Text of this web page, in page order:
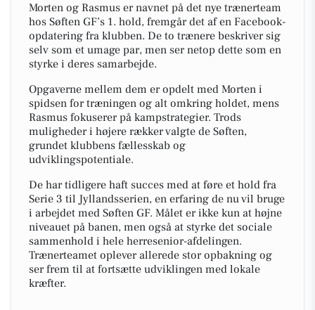
Morten og Rasmus er navnet på det nye trænerteam
hos Søften GF’s 1. hold, fremgår det af en Facebook-
opdatering fra klubben. De to trænere beskriver sig
selv som et umage par, men ser netop dette som en
styrke i deres samarbejde.
Opgaverne mellem dem er opdelt med Morten i
spidsen for træningen og alt omkring holdet, mens
Rasmus fokuserer på kampstrategier. Trods
muligheder i højere rækker valgte de Søften,
grundet klubbens fællesskab og
udviklingspotentiale.
De har tidligere haft succes med at føre et hold fra
Serie 3 til Jyllandsserien, en erfaring de nu vil bruge
i arbejdet med Søften GF. Målet er ikke kun at højne
niveauet på banen, men også at styrke det sociale
sammenhold i hele herresenior-afdelingen.
Trænerteamet oplever allerede stor opbakning og
ser frem til at fortsætte udviklingen med lokale
kræfter.